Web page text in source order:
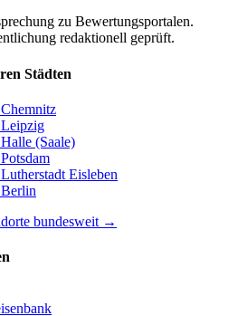
zu Bewertungsportalen.
redaktionell geprüft.
Städten
(Saale)
Eisleben
bundesweit →